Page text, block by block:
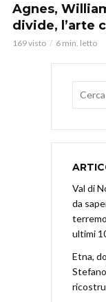
Agnes,
divide, l’arte
169 visto 6 min. letto
Val di
da
ultimi
Etna,